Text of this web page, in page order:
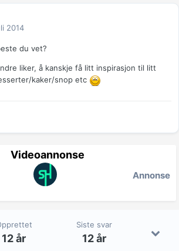
2014
du vet?
liker, å kanskje få litt inspirasjon til litt
kaker/snop etc
Videoannonse
Annonse
12 år
Siste svar
12 år